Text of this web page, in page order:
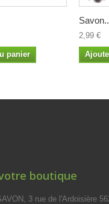
panier
2,99 €
boutique
3 rue de l'Ardoisière